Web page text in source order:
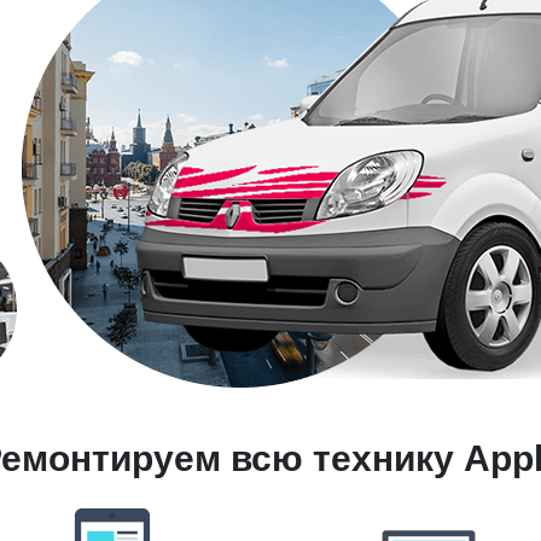
всю технику